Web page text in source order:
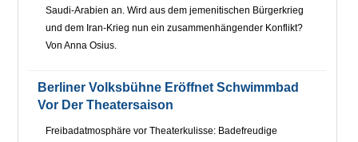
Saudi-Arabien an. Wird aus dem jemenitischen Bürgerkrieg
und dem Iran-Krieg nun ein zusammenhängender Konflikt?
Von Anna Osius.
Berliner Volksbühne Eröffnet Schwimmbad
Vor Der Theatersaison
Freibadatmosphäre vor Theaterkulisse: Badefreudige